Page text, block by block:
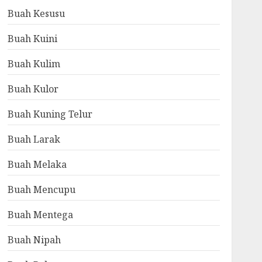
Buah Kesusu
Buah Kuini
Buah Kulim
Buah Kulor
Buah Kuning Telur
Buah Larak
Buah Melaka
Buah Mencupu
Buah Mentega
Buah Nipah